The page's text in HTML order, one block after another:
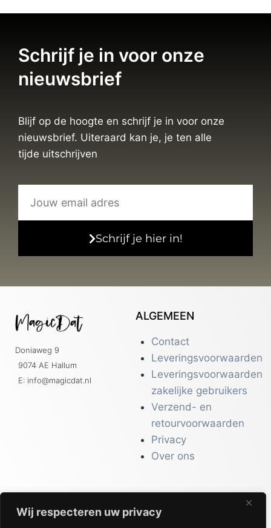
Wij respecteren uw privacy
Schrijf je in voor onze
nieuwsbrief
Blijf op de hoogte en schrijf je in voor onze
nieuwsbrief. Uiteraard kan je, je ten alle
tijde uitschrijven
Schrijf je hier in!
Doniaweg 9
9074 AE Hallum
E: info@magicdat.nl
ALGEMEEN
Contact
Leveringsvoorwaarden
Leveringsvoorwaarden
zakelijke gebruikers
Verzend- en
retourvoorwaarden
Privacy
Over ons
CATALOGI